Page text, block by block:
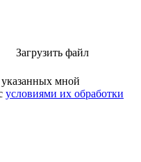
Загрузить файл
мной
условиями их обработки